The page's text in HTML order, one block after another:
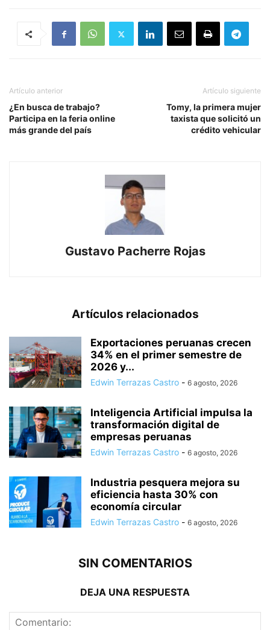
Artículo anterior
¿En busca de trabajo?
Participa en la feria online
más grande del país
Artículo siguiente
Tomy, la primera mujer
taxista que solicitó un
crédito vehicular
Gustavo Pacherre Rojas
Artículos relacionados
Exportaciones peruanas crecen
34% en el primer semestre de
2026 y...
Edwin Terrazas Castro - 6 agosto, 2026
Inteligencia Artificial impulsa la
transformación digital de
empresas peruanas
Edwin Terrazas Castro - 6 agosto, 2026
Industria pesquera mejora su
eficiencia hasta 30% con
economía circular
Edwin Terrazas Castro - 6 agosto, 2026
SIN COMENTARIOS
DEJA UNA RESPUESTA